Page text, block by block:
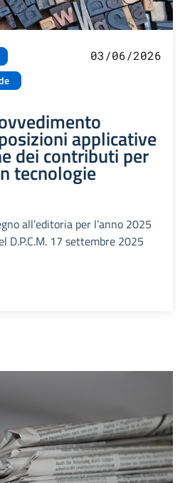
03/06/2026
applicative
dei contributi per
tecnologie
all’editoria per l’anno 2025
D.P.C.M. 17 settembre 2025